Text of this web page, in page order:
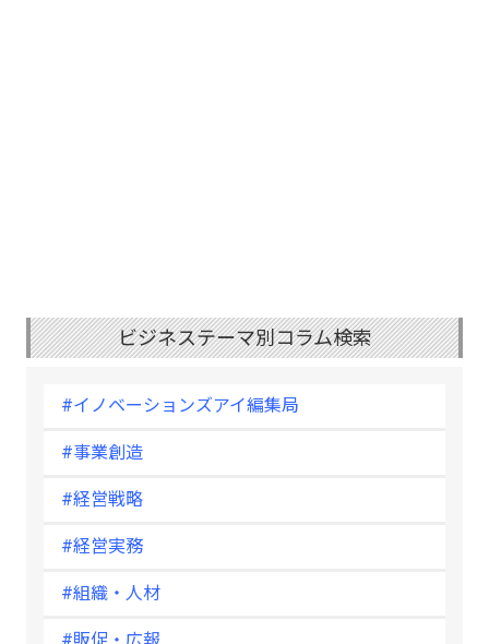
ビジネステーマ別コラム検索
#イノベーションズアイ編集局
#事業創造
#経営戦略
#経営実務
#組織・人材